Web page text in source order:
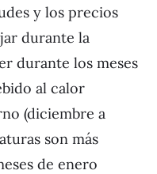
y los precios
durante la
durante los meses
al calor
(diciembre a
son más
de enero